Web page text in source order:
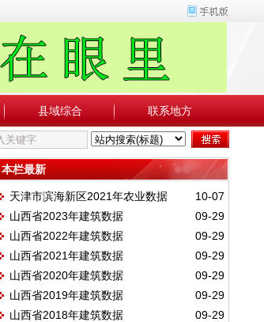
县域综合 联系地方
本栏最新
10-07
天津市滨海新区2021年农业数据
09-29
山西省2023年建筑数据
09-29
山西省2022年建筑数据
09-29
山西省2021年建筑数据
09-29
山西省2020年建筑数据
09-29
山西省2019年建筑数据
09-29
山西省2018年建筑数据